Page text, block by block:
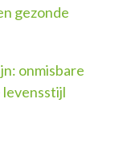
gezonde
onmisbare
levensstijl